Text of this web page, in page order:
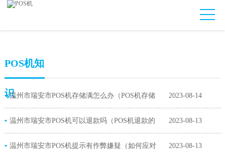
POS机知
识
▪ 温州市瑞安市POS机存储满怎么办（POS机存储
满对商家的影响）
2023-08-14
▪ 温州市瑞安市POS机可以退款吗（POS机退款的
流程）
2023-08-13
▪ 温州市瑞安市POS机提示有作弊嫌疑（如何应对 2023-08-13